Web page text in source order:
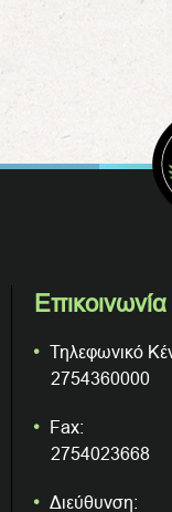
Τηλεφωνικό
2754360000
Fax:
2754023668
Διεύθυνση: